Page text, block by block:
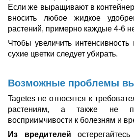
Если же выращивают в
вносить любое жидкое
растений, примерно каждые 4-6
Чтобы увеличить
сухие цветки следует убирать.
Возможные проблемы
Tagetes не относятся к
растениям, а также не
восприимчивости к болезням и
Из вредителей